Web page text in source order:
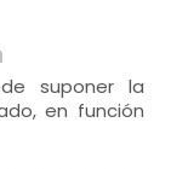
suponer la
en función